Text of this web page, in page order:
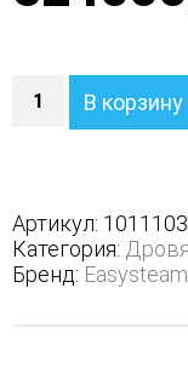
Печь
-
Вид
топлива
-
В корзину
Артикул: 1011103
Категория:
Бренд: Easysteam